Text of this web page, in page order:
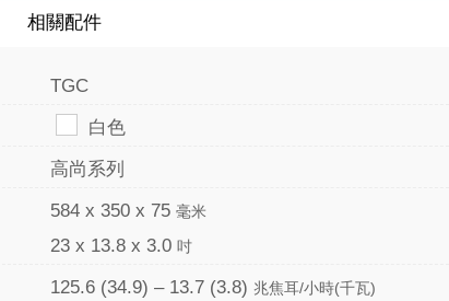
相關配件
TGC
白色
高尚系列
584 x 350 x 75 毫米
23 x 13.8 x 3.0 吋
125.6 (34.9) – 13.7 (3.8) 兆焦耳/小時(千瓦)